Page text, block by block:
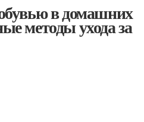
в домашних
методы ухода за